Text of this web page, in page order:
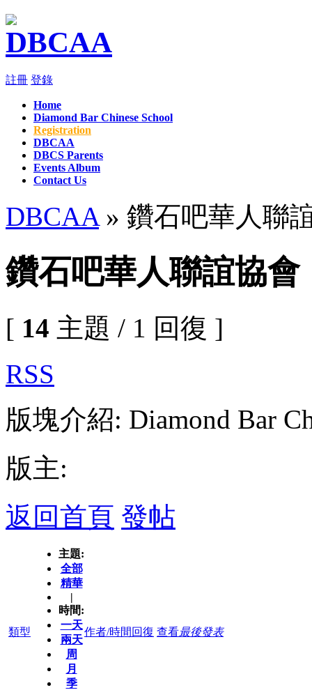
註冊 登錄
Home
Diamond Bar Chinese School
Registration
DBCAA
DBCS Parents
Events Album
Contact Us
DBCAA» 鑽石吧華人聯
鑽石吧華人聯誼協會
[ 14 主題 / 1 回復 ]
RSS
版塊介紹: Diamond Bar
版主:
返回首頁 發帖
類型
主題:
全部
精華
|
時間:
一天
兩天
周
月
季
作者/時間 回復 查看最後發表